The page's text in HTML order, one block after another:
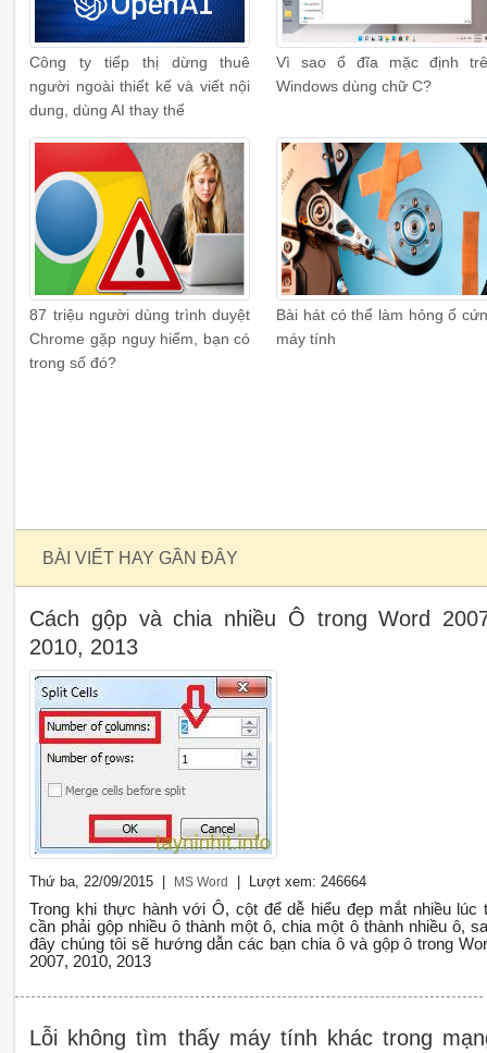
Công ty tiếp thị dừng thuê
người ngoài thiết kế và viết nội
dung, dùng AI thay thế
Vì sao ổ đĩa mặc định
Windows dùng chữ C?
87 triệu người dùng trình duyệt
Chrome gặp nguy hiểm, bạn có
trong số đó?
Bài hát có thể làm hỏng ổ
máy tính
BÀI VIẾT HAY GẦN ĐÂY
Cách gộp và chia nhiều Ô trong Word
2010, 2013
Thứ ba, 22/09/2015 | MS Word | Lượt xem: 246664
Trong khi thực hành với Ô, cột để dễ hiểu đẹp mắt nhiều lúc
cần phải gộp nhiều ô thành một ô, chia một ô thành nhiều ô,
đây chúng tôi sẽ hướng dẫn các bạn chia ô và gộp ô trong
2007, 2010, 2013
Lỗi không tìm thấy máy tính khác trong